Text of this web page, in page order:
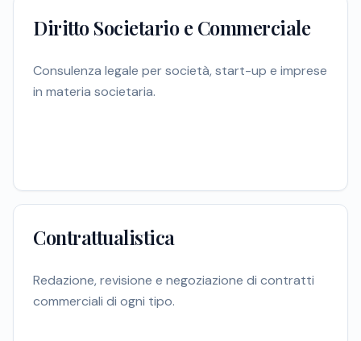
Diritto Societario e Commerciale
Consulenza legale per società, start-up e imprese
in materia societaria.
Contrattualistica
Redazione, revisione e negoziazione di contratti
commerciali di ogni tipo.